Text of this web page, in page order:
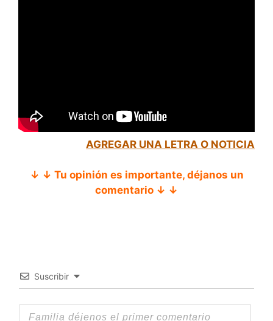
AGREGAR UNA LETRA O NOTICIA
↓ ↓ Tu opinión es importante, déjanos un
comentario ↓ ↓
Suscribir